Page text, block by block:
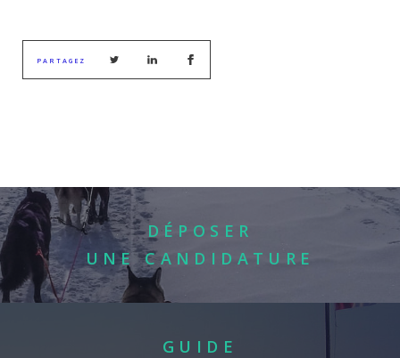
PARTAGEZ
DÉPOSER
UNE CANDIDATURE
GUIDE